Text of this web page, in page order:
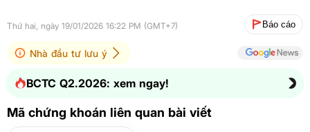
Thứ hai, ngày 19/01/2026 16:22 PM (GMT+7) Báo cáo
Nhà đầu tư lưu ý
BCTC Q2.2026: xem ngay!
Mã chứng khoán liên quan bài viết